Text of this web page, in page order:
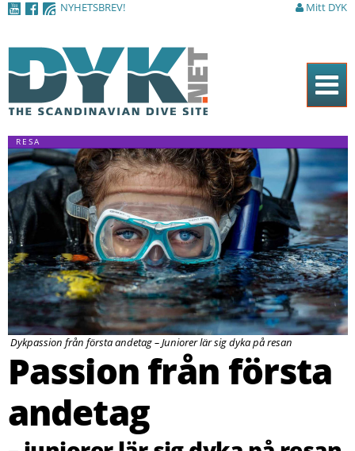
NYHETSBREV! Mitt DYK
Hem
Tidningen
Nyheter
Artiklar
DYK Guiden
Shop
Kontakt
Sök
RESA
Dykpassion från första andetag – Juniorer lär sig dyka på resan
Passion från första
andetag